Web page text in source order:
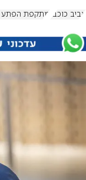
אביב כוכבי מתקפת הפתע